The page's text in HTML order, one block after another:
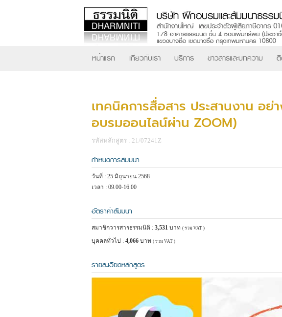
หน้าแรก เกี่ยวกับเรา บริการ ข่าวสารและบทความ
เทคนิคการสื่อสาร ประสานงาน อ
อบรมออนไลน์ผ่าน ZOOM)
รหัสหลักสูตร : 21/07241Z
กำหนดการสัมมนา
วันที่ : 25 มิถุนายน 2568
เวลา : 09.00-16.00
อัตราค่าสัมมนา
สมาชิกวารสารธรรมนิติ : 3,531 บาท ( รวม VAT )
บุคคลทั่วไป : 4,066 บาท ( รวม VAT )
รายละเอียดหลักสูตร